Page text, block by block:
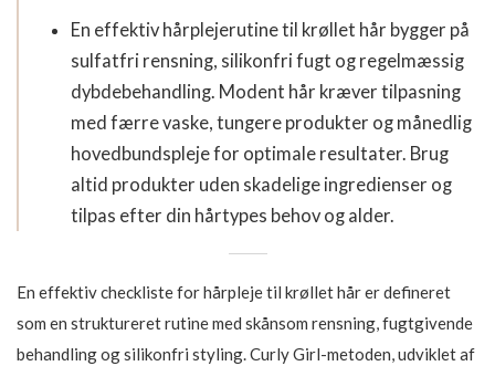
En effektiv hårplejerutine til krøllet hår bygger på
sulfatfri rensning, silikonfri fugt og regelmæssig
dybdebehandling. Modent hår kræver tilpasning
med færre vaske, tungere produkter og månedlig
hovedbundspleje for optimale resultater. Brug
altid produkter uden skadelige ingredienser og
tilpas efter din hårtypes behov og alder.
En effektiv checkliste for hårpleje til krøllet hår er defineret
som en struktureret rutine med skånsom rensning, fugtgivende
behandling og silikonfri styling. Curly Girl-metoden, udviklet af